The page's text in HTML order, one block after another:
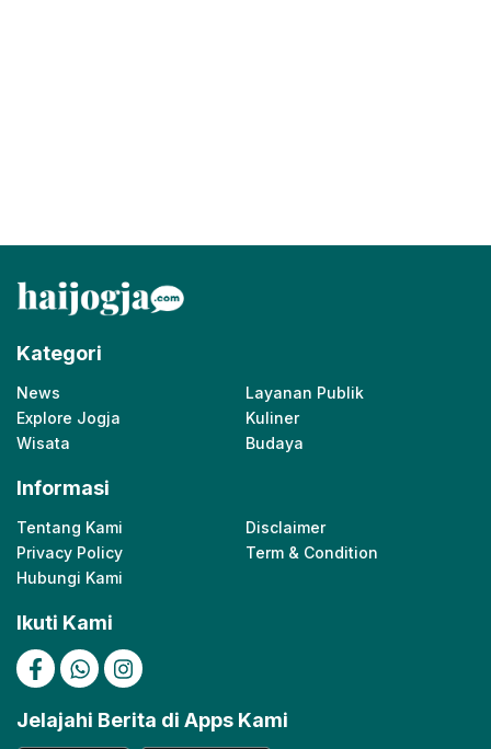
Kategori
News
Layanan Publik
Explore Jogja
Kuliner
Wisata
Budaya
Informasi
Tentang Kami
Disclaimer
Privacy Policy
Term & Condition
Hubungi Kami
Ikuti Kami
Jelajahi Berita di Apps Kami